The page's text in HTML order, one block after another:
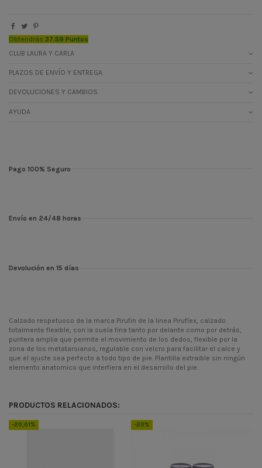
Obtendrás 37.59 Puntos
CLUB LAURA Y CARLA
PLAZOS DE ENVÍO Y ENTREGA
DEVOLUCIONES Y CAMBIOS
AYUDA
Pago 100% Seguro
Envío en 24/48 horas
Devolución en 15 días
Calzado respetuoso de la marca Pirufin de la linea Piruflex, calzado
totalmente flexible, con la suela fina tanto por delante como por detrás,
puntera amplia que permite el movimiento de los dedos, flexible por la
zona de los metatarsianos, regulable con velcro para facilitar el calce y
que el ajuste sea perfecto a todo tipo de pie. Plantilla extraible sin ningún
elemento anatomico que interfiera en el desarrollo del pie.
ean13 1104500002232
PRODUCTOS RELACIONADOS:
-20,01% -20%